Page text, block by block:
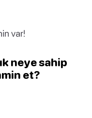
var!
neye sahip
et?